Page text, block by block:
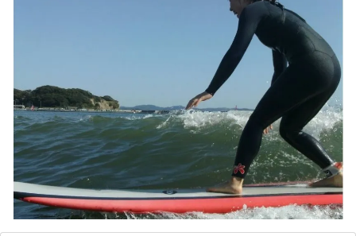
提供元：株式会社西武・プリンスホテルズワールドワイド
この記事は箱根 芦ノ湖畔蛸川温泉 龍宮殿のPR記事です。